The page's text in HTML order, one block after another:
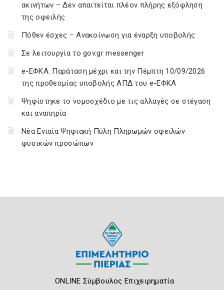
ακινήτων – Δεν απαιτείται πλέον πλήρης εξόφληση
της οφειλής
Πόθεν έσχες – Ανακοίνωση για έναρξη υποβολής
Σε λειτουργία το gov.gr messenger
e-ΕΦΚΑ: Παράταση μέχρι και την Πέμπτη 10/09/2026
της προθεσμίας υποβολής ΑΠΔ του e-ΕΦΚΑ
Ψηφίστηκε το νομοσχέδιο με τις αλλαγές σε στέγαση
και αναπηρία
Νέα Ενιαία Ψηφιακή Πύλη Πληρωμών οφειλών
φυσικών προσώπων
ONLINE Σύμβουλος Επιχειρηματία